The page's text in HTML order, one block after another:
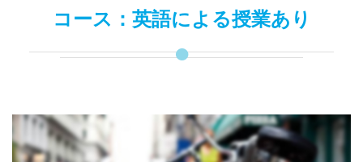
国内のホイスコーレ情報
CONTACT
コース：英語による授業あり